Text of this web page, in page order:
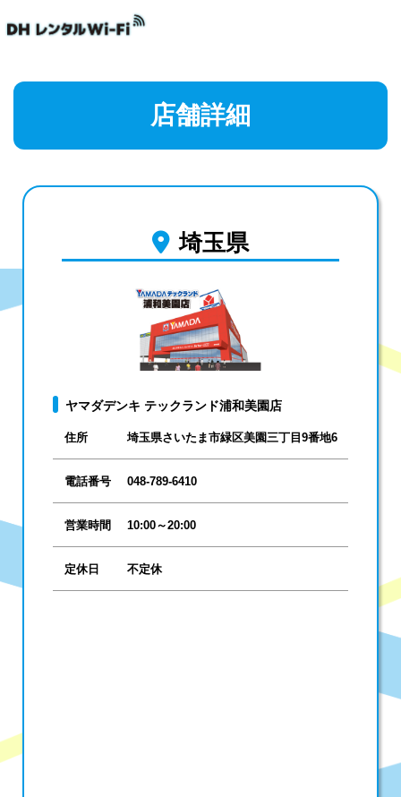
店舗詳細
埼玉県
ヤマダデンキ テックランド浦和美園店
住所 埼玉県さいたま市緑区美園三丁目9番地6
電話番号 048-789-6410
営業時間 10:00～20:00
定休日 不定休